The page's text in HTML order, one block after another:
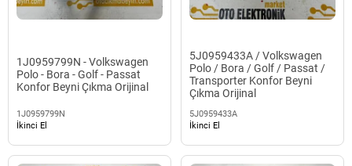
1J0959799N - Volkswagen
Polo - Bora - Golf - Passat
Konfor Beyni Çıkma Orijinal
1J0959799N
İkinci El
5J0959433A / Volkswagen
Polo / Bora / Golf / Passat /
Transporter Konfor Beyni
Çıkma Orijinal
5J0959433A
İkinci El